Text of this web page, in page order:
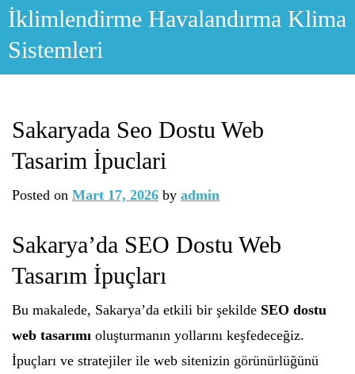
Skip
content
İklimlendirme Havalandırma Klima
Sistemleri
Sakaryada Seo Dostu Web
Tasarim İpuclari
Posted on Mart 17, 2026 by admin
Sakarya’da SEO Dostu Web
Tasarım İpuçları
Bu makalede, Sakarya’da etkili bir şekilde SEO dostu
web tasarımı oluşturmanın yollarını keşfedeceğiz.
İpuçları ve stratejiler ile web sitenizin görünürlüğünü